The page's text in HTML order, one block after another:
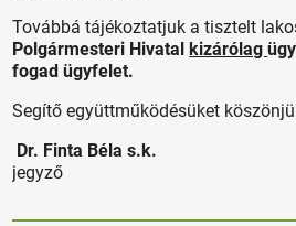
Továbbá tájékoztatjuk a tisztelt
Polgármesteri Hivatal
kizárólag
fogad ügyfelet.
Segítő együttműködésüket
Dr. Finta Béla s.k.
jegyző